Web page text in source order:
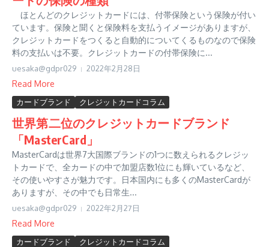
ほとんどのクレジットカードには、付帯保険という保険が付い
ています。保険と聞くと保険料を支払うイメージがありますが、
クレジットカードをつくると自動的についてくるものなので保険
料の支払いは不要。クレジットカードの付帯保険に...
uesaka@gdpr029 2022年2月28日
Read More
カードブランド クレジットカードコラム
世界第二位のクレジットカードブランド
「MasterCard」
MasterCardは世界7大国際ブランドの1つに数えられるクレジッ
トカードで、全カードの中で加盟店数1位にも輝いているなど、
その使いやすさが魅力です。日本国内にも多くのMasterCardが
ありますが、その中でも日常生...
uesaka@gdpr029 2022年2月27日
Read More
カードブランド クレジットカードコラム